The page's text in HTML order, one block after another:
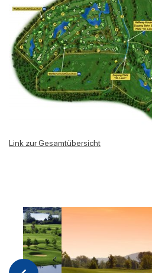
Link zur Gesamtübersicht